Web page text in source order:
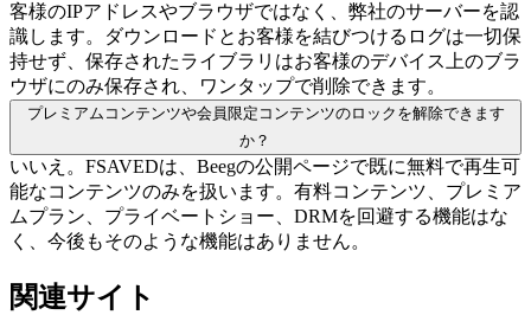
客様のIPアドレスやブラウザではなく、弊社のサーバーを認
識します。ダウンロードとお客様を結びつけるログは一切保
持せず、保存されたライブラリはお客様のデバイス上のブラ
ウザにのみ保存され、ワンタップで削除できます。
プレミアムコンテンツや会員限定コンテンツのロックを解除できます
か？
いいえ。FSAVEDは、Beegの公開ページで既に無料で再生可
能なコンテンツのみを扱います。有料コンテンツ、プレミア
ムプラン、プライベートショー、DRMを回避する機能はな
く、今後もそのような機能はありません。
関連サイト